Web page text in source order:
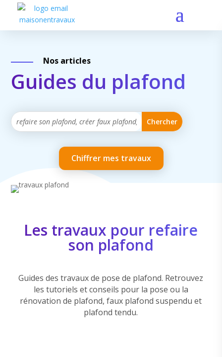
Nos articles
Guides du plafond
Chiffrer mes travaux
Les travaux pour refaire
son plafond
Guides des travaux de pose de plafond. Retrouvez
les tutoriels et conseils pour la pose ou la
rénovation de plafond, faux plafond suspendu et
plafond tendu.